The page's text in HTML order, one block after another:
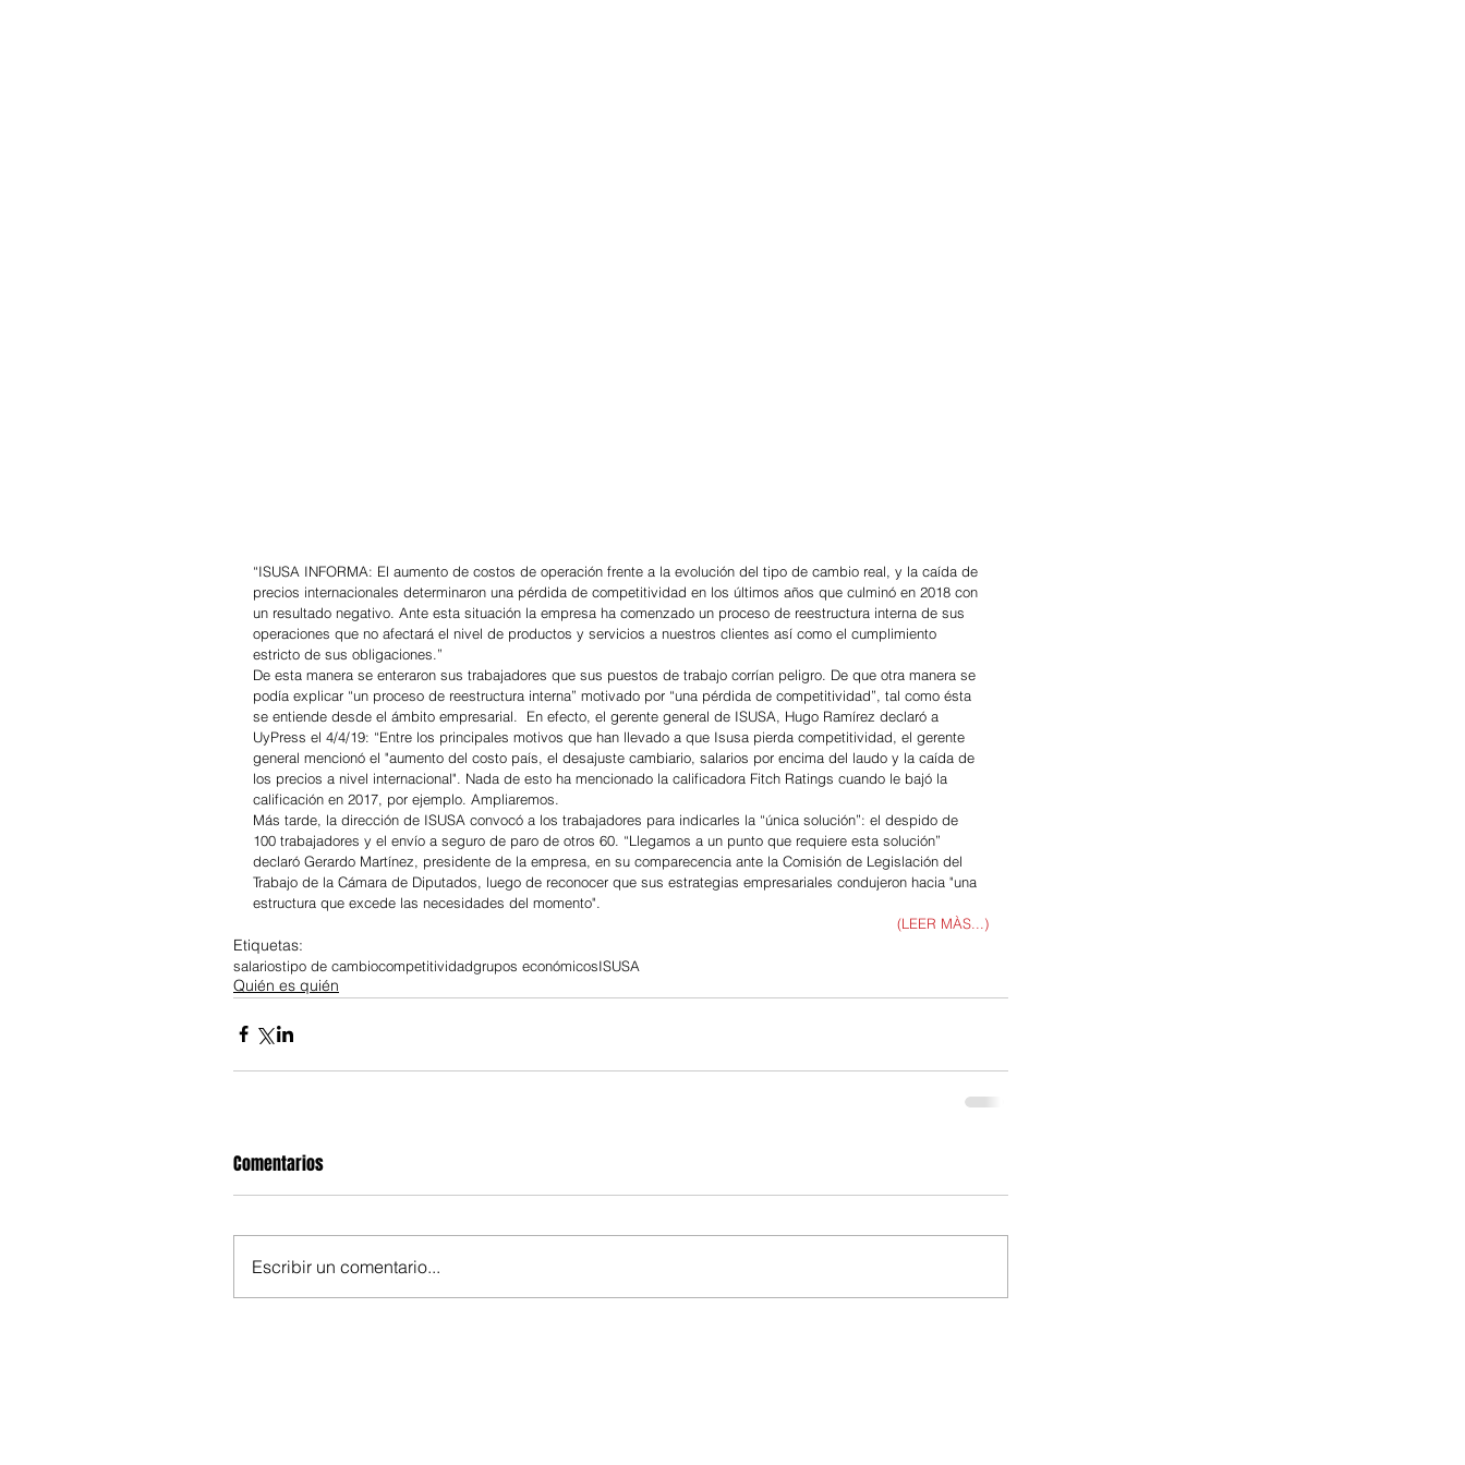
“ISUSA INFORMA: El aumento de costos de operación frente a la evolución del tipo de cambio real, y la caída de
precios internacionales determinaron una pérdida de competitividad en los últimos años que culminó en 2018 con
un resultado negativo. Ante esta situación la empresa ha comenzado un proceso de reestructura interna de sus
operaciones que no afectará el nivel de productos y servicios a nuestros clientes así como el cumplimiento
estricto de sus obligaciones.”
De esta manera se enteraron sus trabajadores que sus puestos de trabajo corrían peligro. De que otra manera se
podía explicar “un proceso de reestructura interna” motivado por “una pérdida de competitividad”, tal como ésta
se entiende desde el ámbito empresarial.  En efecto, el gerente general de ISUSA, Hugo Ramírez declaró a
UyPress el 4/4/19: “Entre los principales motivos que han llevado a que Isusa pierda competitividad, el gerente
general mencionó el "aumento del costo país, el desajuste cambiario, salarios por encima del laudo y la caída de
los precios a nivel internacional". Nada de esto ha mencionado la calificadora Fitch Ratings cuando le bajó la
calificación en 2017, por ejemplo. Ampliaremos.
Más tarde, la dirección de ISUSA convocó a los trabajadores para indicarles la “única solución”: el despido de
100 trabajadores y el envío a seguro de paro de otros 60. “Llegamos a un punto que requiere esta solución”
declaró Gerardo Martínez, presidente de la empresa, en su comparecencia ante la Comisión de Legislación del
Trabajo de la Cámara de Diputados, luego de reconocer que sus estrategias empresariales condujeron hacia "una
estructura que excede las necesidades del momento".
(LEER MÀS...)
Etiquetas:
salariostipo de cambiocompetitividadgrupos económicosISUSA
Quién es quién
Comentarios
Escribir un comentario...